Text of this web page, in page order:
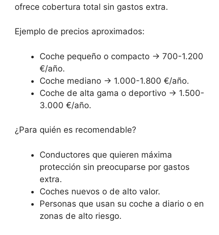
ofrece cobertura total sin gastos extra.
Ejemplo de precios aproximados:
Coche pequeño o compacto → 700-1.200
€/año.
Coche mediano → 1.000-1.800 €/año.
Coche de alta gama o deportivo → 1.500-
3.000 €/año.
¿Para quién es recomendable?
Conductores que quieren máxima
protección sin preocuparse por gastos
extra.
Coches nuevos o de alto valor.
Personas que usan su coche a diario o en
zonas de alto riesgo.